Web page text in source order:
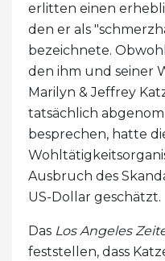
erlitten einen
den er als
bezeichnete.
den ihm und seiner
Marilyn & Jeffrey
tatsächlich
besprechen, hatte
Ausbruch des
US-Dollar geschätzt.
Das Los Angeles
feststellen, dass